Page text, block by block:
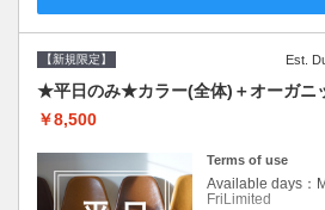
【新規限定】 Est.
★平日のみ★カラー(全体)＋オーガニ
￥8,500
Terms of use
Available days：
FriLimited